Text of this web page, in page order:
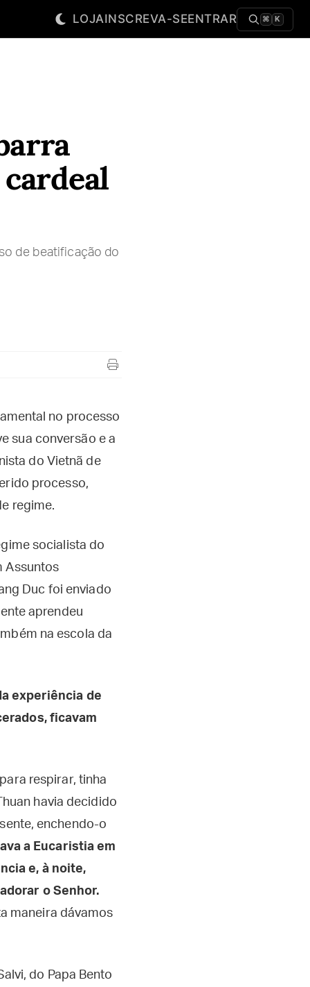
LOJAINSCREVA-SEENTRAR ⌘ K
de beatificação do
no processo
sua conversão e a
do Vietnã de
processo,
regime.
socialista do
Assuntos
Duc foi enviado
aprendeu
na escola da
experiência de
ficavam
respirar, tinha
havia decidido
enchendo-o
a Eucaristia em
e, à noite,
o Senhor.
maneira dávamos
do Papa Bento